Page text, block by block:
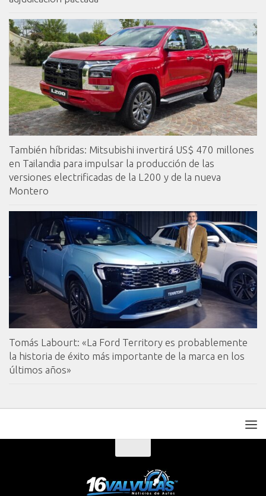
También híbridas: Mitsubishi invertirá US$ 470 millones
en Tailandia para impulsar la producción de las
versiones electrificadas de la L200 y de la nueva
Montero
Tomás Labourt: «La Ford Territory es probablemente
la historia de éxito más importante de la marca en los
últimos años»